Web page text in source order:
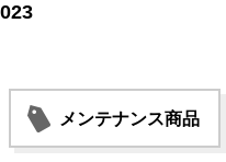
メンテナンス商品